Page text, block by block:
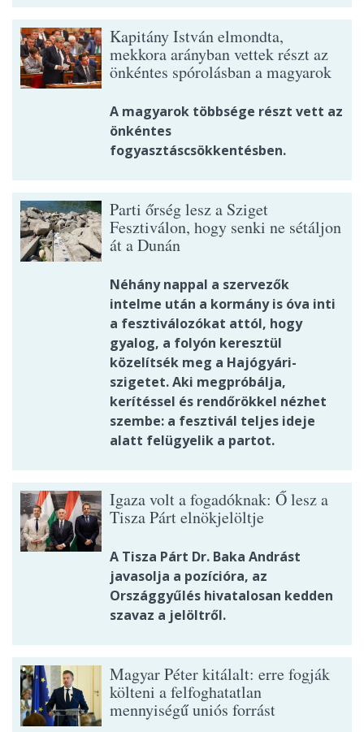
Kapitány István elmondta,
mekkora arányban vettek részt az
önkéntes spórolásban a magyarok
A magyarok többsége részt vett az
önkéntes
fogyasztáscsökkentésben.
Parti őrség lesz a Sziget
Fesztiválon, hogy senki ne sétáljon
át a Dunán
Néhány nappal a szervezők
intelme után a kormány is óva inti
a fesztiválozókat attól, hogy
gyalog, a folyón keresztül
közelítsék meg a Hajógyári-
szigetet. Aki megpróbálja,
kerítéssel és rendőrökkel nézhet
szembe: a fesztivál teljes ideje
alatt felügyelik a partot.
Igaza volt a fogadóknak: Ő lesz a
Tisza Párt elnökjelöltje
A Tisza Párt Dr. Baka Andrást
javasolja a pozícióra, az
Országgyűlés hivatalosan kedden
szavaz a jelöltről.
Magyar Péter kitálalt: erre fogják
költeni a felfoghatatlan
mennyiségű uniós forrást